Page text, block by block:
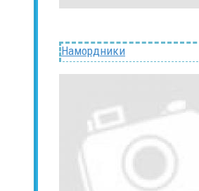
Намордники